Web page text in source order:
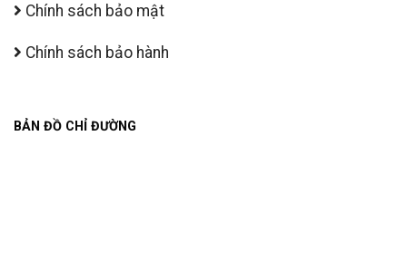
Chính sách bảo mật
Chính sách bảo hành
BẢN ĐỒ CHỈ ĐƯỜNG